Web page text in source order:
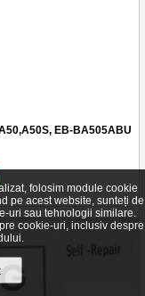
EB-BA505ABU
folosim module cookie
pe acest website, sunteți de
uri sau tehnologii similare.
cookie-uri, inclusiv despre